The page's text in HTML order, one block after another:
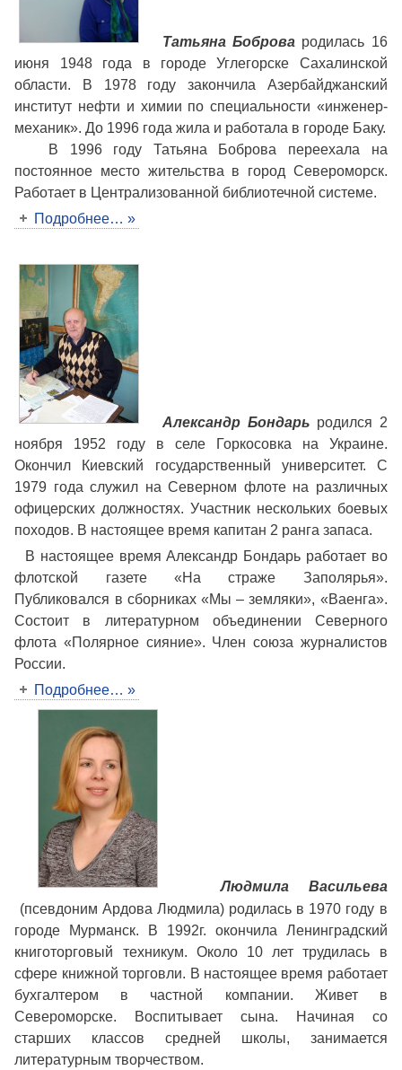
Татьяна Бобровародилась 16
июня 1948 года в городе Углегорске Сахалинской
области. В 1978 году закончила Азербайджанский
институт нефти и химии по специальности «инженер-
механик». До 1996 года жила и работала в городе Баку.
В 1996 году Татьяна Боброва переехала на
постоянное место жительства в город Североморск.
Работает в Централизованной библиотечной системе.
Подробнее… »
Александр Бондарь родился 2
ноября 1952 году в селе Горкосовка на Украине.
Окончил Киевский государственный университет. С
1979 года служил на Северном флоте на различных
офицерских должностях. Участник нескольких боевых
походов. В настоящее время капитан 2 ранга запаса.
В настоящее время Александр Бондарь работает во
флотской газете «На страже Заполярья».
Публиковался в сборниках «Мы – земляки», «Ваенга».
Состоит в литературном объединении Северного
флота «Полярное сияние». Член союза журналистов
России.
Подробнее… »
Людмила Васильева
(псевдоним Ардова Людмила) родилась в 1970 году в
городе Мурманск. В 1992г. окончила Ленинградский
книготорговый техникум. Около 10 лет трудилась в
сфере книжной торговли. В настоящее время работает
бухгалтером в частной компании. Живет в
Североморске. Воспитывает сына. Начиная со
старших классов средней школы, занимается
литературным творчеством.